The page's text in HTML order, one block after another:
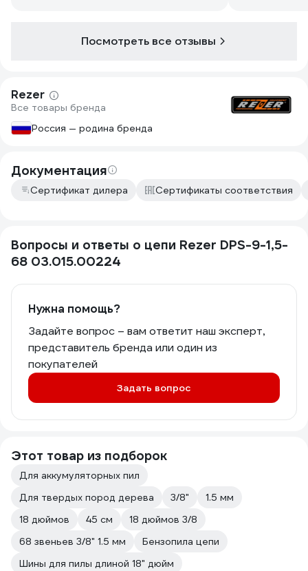
Посмотреть все отзывы
Rezer
Все товары бренда
Россия — родина бренда
Документация
Сертификат дилера Сертификаты соответствия
Вопросы и ответы о цепи Rezer DPS-9-1,5-
68 03.015.00224
Нужна помощь?
Задайте вопрос – вам ответит наш эксперт,
представитель бренда или один из
покупателей
Задать вопрос
Этот товар из подборок
Для аккумуляторных пил
Для твердых пород дерева
3/8"
1.5 мм
18 дюймов
45 см
18 дюймов 3/8
68 звеньев 3/8" 1.5 мм
Бензопила цепи
Шины для пилы длиной 18" дюйм